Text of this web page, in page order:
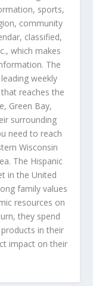
sports,
community
classified,
which makes
The
weekly
reaches the
Green Bay,
surrounding
need to reach
Wisconsin
The Hispanic
in the United
family values
resources on
they spend
in their
impact on their